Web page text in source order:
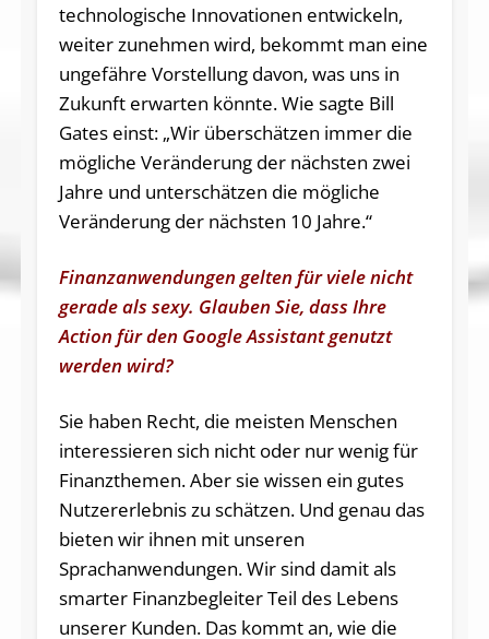
technologische Innovationen entwickeln,
weiter zunehmen wird, bekommt man eine
ungefähre Vorstellung davon, was uns in
Zukunft erwarten könnte. Wie sagte Bill
Gates einst: „Wir überschätzen immer die
mögliche Veränderung der nächsten zwei
Jahre und unterschätzen die mögliche
Veränderung der nächsten 10 Jahre.“
Finanzanwendungen gelten für viele nicht
gerade als sexy. Glauben Sie, dass Ihre
Action für den Google Assistant genutzt
werden wird?
Sie haben Recht, die meisten Menschen
interessieren sich nicht oder nur wenig für
Finanzthemen. Aber sie wissen ein gutes
Nutzererlebnis zu schätzen. Und genau das
bieten wir ihnen mit unseren
Sprachanwendungen. Wir sind damit als
smarter Finanzbegleiter Teil des Lebens
unserer Kunden. Das kommt an, wie die